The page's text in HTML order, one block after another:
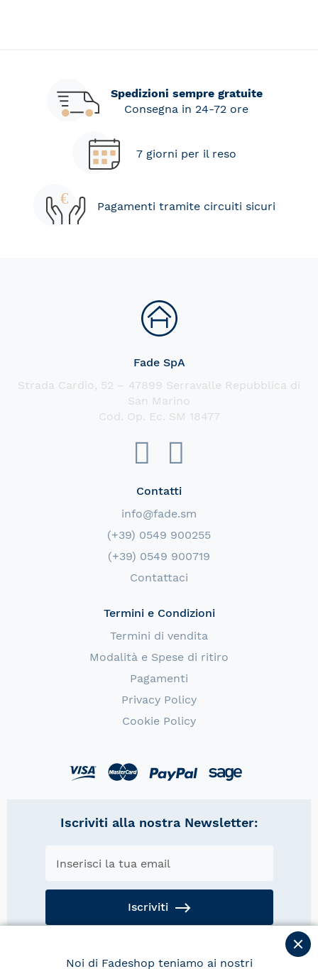
Spedizioni sempre gratuite
Consegna in 24-72 ore
7 giorni per il reso
Pagamenti tramite circuiti sicuri
Fade SpA
Strada Cardio, 52 – 47899 Serravalle Repubblica di
San Marino
Cod. Op. Ec. SM 18477
Contatti
info@fade.sm
(+39) 0549 900255
(+39) 0549 900719
Contattaci
Termini e Condizioni
Termini di vendita
Modalità e Spese di ritiro
Pagamenti
Privacy Policy
Cookie Policy
Iscriviti alla nostra Newsletter:
Privacy Policy
Iscriviti
sicuro. Leggi la nostraprivacy policy
Noi di Fadeshop teniamo ai nostri